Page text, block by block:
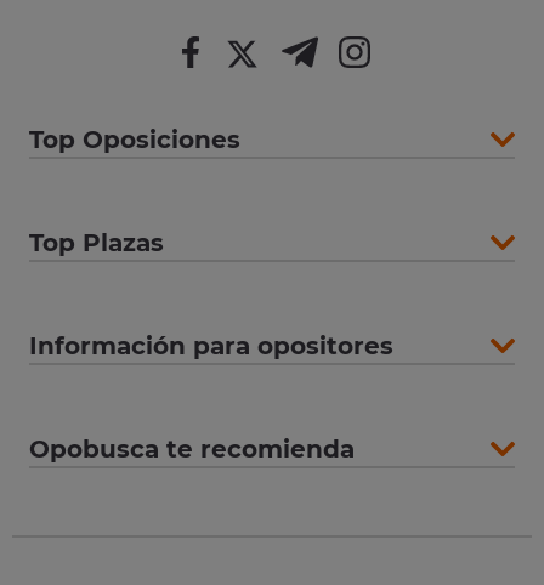
Top Oposiciones
Top Plazas
Información para opositores
Opobusca te recomienda